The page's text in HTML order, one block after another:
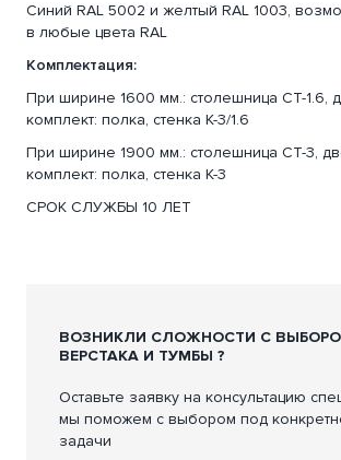
Синий RAL 5002 и желтый RAL 1003,
в любые цвета RAL
Комплектация:
При ширине 1600 мм.: столешница СТ-1.6,
комплект: полка, стенка К-3/1.6
При ширине 1900 мм.: столешница СТ-3,
комплект: полка, стенка К-3
СРОК СЛУЖБЫ 10 ЛЕТ
ВОЗНИКЛИ СЛОЖНОСТИ С
ВЕРСТАКА И ТУМБЫ ?
Оставьте заявку на консультацию
мы поможем с выбором под
задачи